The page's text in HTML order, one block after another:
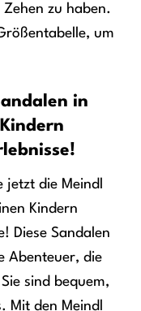
zu haben.
um
in
die Meindl
Kindern
Diese Sandalen
Abenteuer, die
sind bequem,
Mit den Meindl